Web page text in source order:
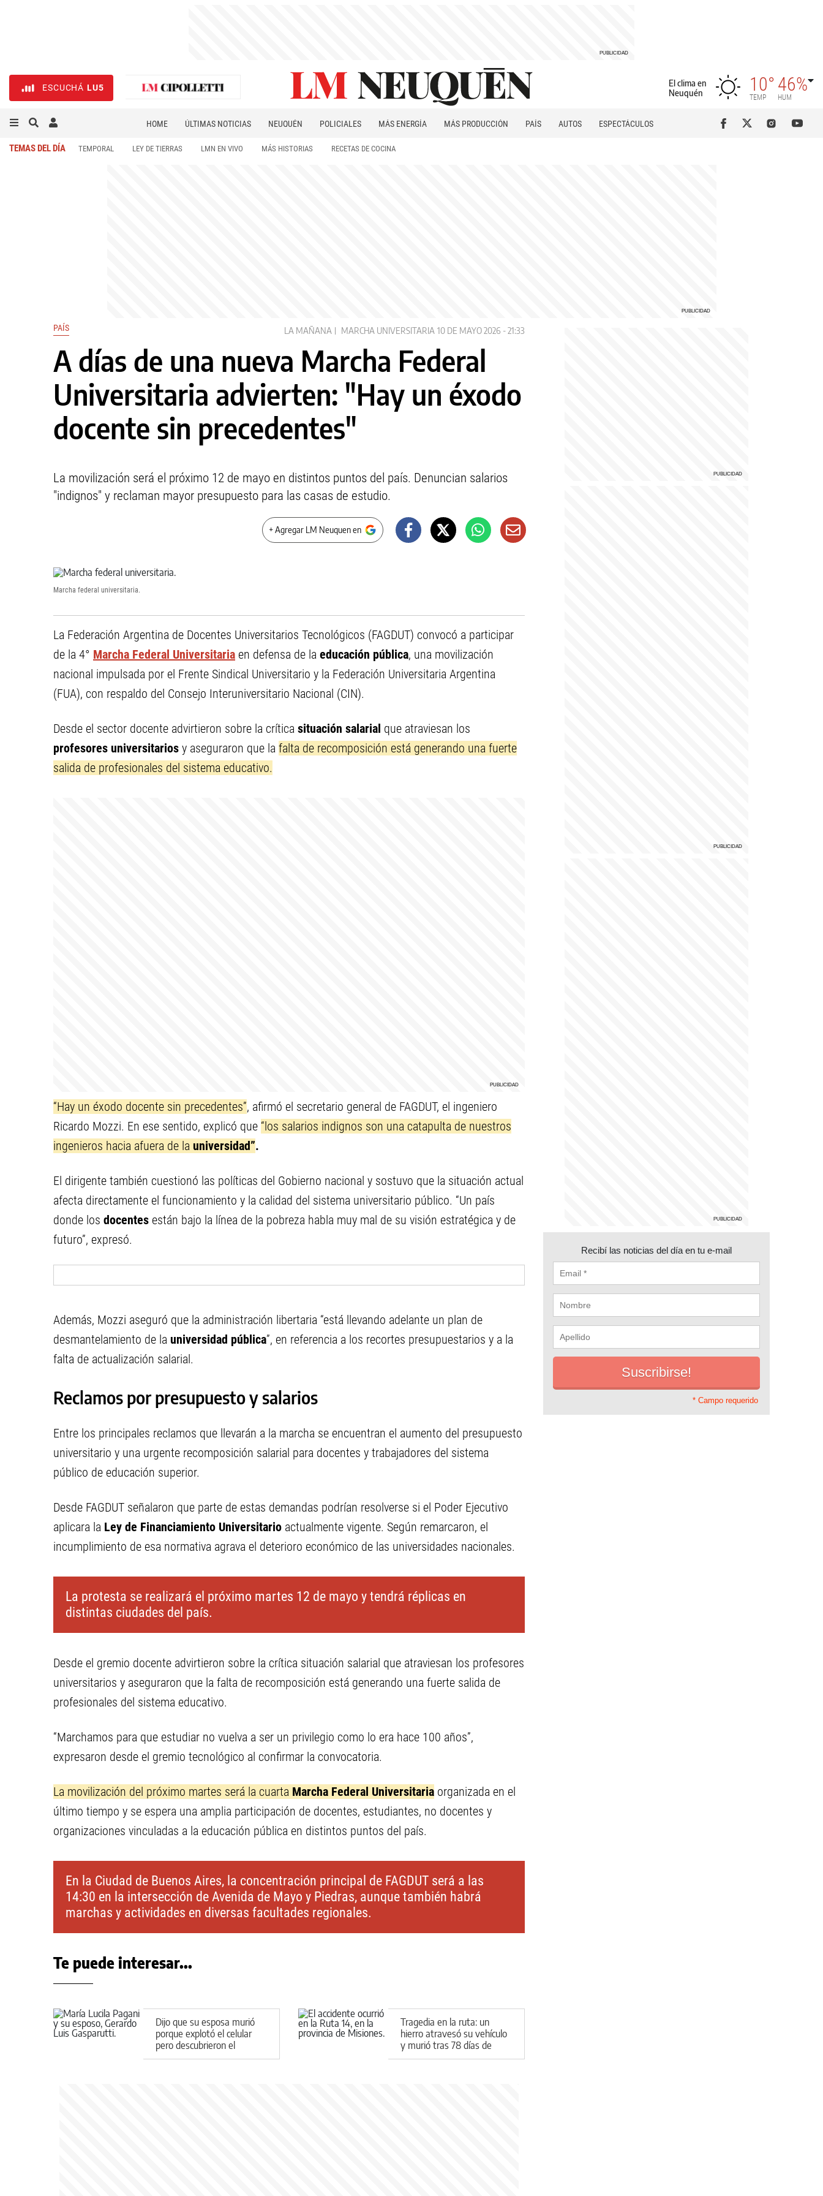
ESCUCHÁ LU5
El clima en
Neuquén
10°
TEMP
46%
HUM
HOME ÚLTIMAS NOTICIAS NEUQUÉN POLICIALES MÁS ENERGÍA MÁS PRODUCCIÓN PAÍS AUTOS
ESPECTÁCULOS
TEMAS DEL DÍA TEMPORAL LEY DE TIERRAS LMN EN VIVO MÁS HISTORIAS RECETAS DE COCINA
PAÍS LA MAÑANA MARCHA UNIVERSITARIA 10 DE MAYO 2026 - 21:33
A días de una nueva Marcha Federal
Universitaria advierten: "Hay un éxodo
docente sin precedentes"
La movilización será el próximo 12 de mayo en distintos puntos del país. Denuncian salarios
"indignos" y reclaman mayor presupuesto para las casas de estudio.
+ Agregar LM Neuquen en
Marcha federal universitaria.
La Federación Argentina de Docentes Universitarios Tecnológicos (FAGDUT) convocó a participar
de la 4° Marcha Federal Universitaria en defensa de la educación pública, una movilización
nacional impulsada por el Frente Sindical Universitario y la Federación Universitaria Argentina
(FUA), con respaldo del Consejo Interuniversitario Nacional (CIN).
Desde el sector docente advirtieron sobre la crítica situación salarial que atraviesan los
profesores universitarios y aseguraron que la falta de recomposición está generando una fuerte
salida de profesionales del sistema educativo.
“Hay un éxodo docente sin precedentes”, afirmó el secretario general de FAGDUT, el ingeniero
Ricardo Mozzi. En ese sentido, explicó que “los salarios indignos son una catapulta de nuestros
ingenieros hacia afuera de la universidad”.
El dirigente también cuestionó las políticas del Gobierno nacional y sostuvo que la situación actual
afecta directamente el funcionamiento y la calidad del sistema universitario público. “Un país
donde los docentes están bajo la línea de la pobreza habla muy mal de su visión estratégica y de
futuro”, expresó.
Además, Mozzi aseguró que la administración libertaria “está llevando adelante un plan de
desmantelamiento de la universidad pública”, en referencia a los recortes presupuestarios y a la
falta de actualización salarial.
Reclamos por presupuesto y salarios
Entre los principales reclamos que llevarán a la marcha se encuentran el aumento del presupuesto
universitario y una urgente recomposición salarial para docentes y trabajadores del sistema
público de educación superior.
Desde FAGDUT señalaron que parte de estas demandas podrían resolverse si el Poder Ejecutivo
aplicara la Ley de Financiamiento Universitario actualmente vigente. Según remarcaron, el
incumplimiento de esa normativa agrava el deterioro económico de las universidades nacionales.
La protesta se realizará el próximo martes 12 de mayo y tendrá réplicas en
distintas ciudades del país.
Desde el gremio docente advirtieron sobre la crítica situación salarial que atraviesan los profesores
universitarios y aseguraron que la falta de recomposición está generando una fuerte salida de
profesionales del sistema educativo.
“Marchamos para que estudiar no vuelva a ser un privilegio como lo era hace 100 años”,
expresaron desde el gremio tecnológico al confirmar la convocatoria.
La movilización del próximo martes será la cuarta Marcha Federal Universitaria organizada en el
último tiempo y se espera una amplia participación de docentes, estudiantes, no docentes y
organizaciones vinculadas a la educación pública en distintos puntos del país.
En la Ciudad de Buenos Aires, la concentración principal de FAGDUT será a las
14:30 en la intersección de Avenida de Mayo y Piedras, aunque también habrá
marchas y actividades en diversas facultades regionales.
Te puede interesar...
Dijo que su esposa murió
porque explotó el celular
pero descubrieron el
engaño: lo detuvieron por
Tragedia en la ruta: un
hierro atravesó su vehículo
y murió tras 78 días de
agonía
Recibí las noticias del día en tu e-mail
* Campo requerido